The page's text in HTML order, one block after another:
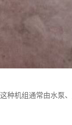
种机组通常由水泵